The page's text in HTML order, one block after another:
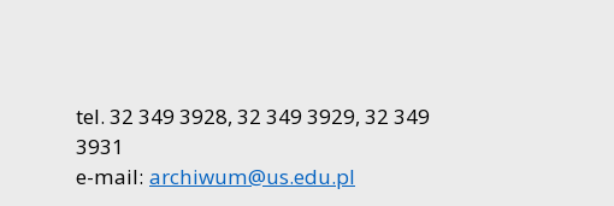
tel. 32 349 3928, 32 349 3929, 32 349
3931
e-mail: archiwum@us.edu.pl